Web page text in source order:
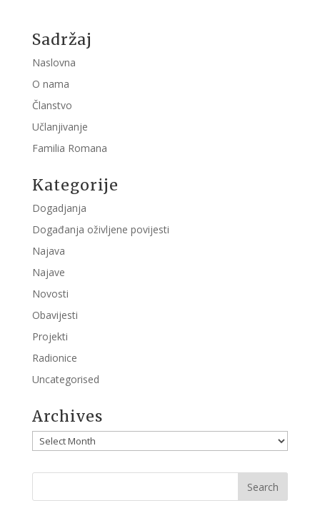
Sadržaj
Naslovna
O nama
Članstvo
Učlanjivanje
Familia Romana
Kategorije
Dogadjanja
Događanja oživljene povijesti
Najava
Najave
Novosti
Obavijesti
Projekti
Radionice
Uncategorised
Archives
Archives